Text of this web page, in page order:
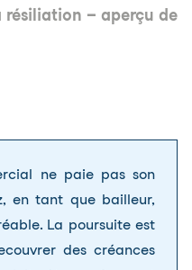
– aperçu de
ne paie pas son
en tant que bailleur,
La poursuite est
des créances